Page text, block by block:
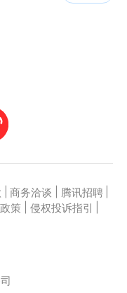
商务洽谈 腾讯招聘
策 侵权投诉指引